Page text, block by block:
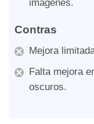
imágenes.
Contras
Mejora
Falta mejora
oscuros.